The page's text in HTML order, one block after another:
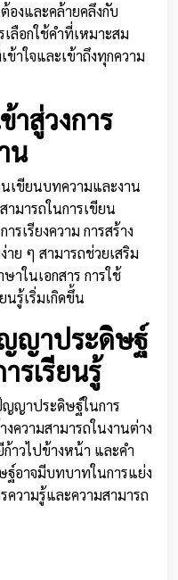
องและคล้ายคลึงกับ
ลือกใช้คำที่เหมาะสม
าใจและเข้าถึงทุกความ
าสู่วงการ
น
ขียนบทความและงาน
ามารถในการเขียน
รเรียงความ การสร้าง
าย ๆ สามารถช่วยเสริม
ในเอกสาร การใช้
นรู้เริ่มเกิดขึ้น
ญาประดิษฐ์
รเรียนรู้
ญญาประดิษฐ์ในการ
ความสามารถในงานต่าง
าวไปข้างหน้า และคำ
อาจมีบทบาทในการแย่ง
ความรู้และความสามารถ